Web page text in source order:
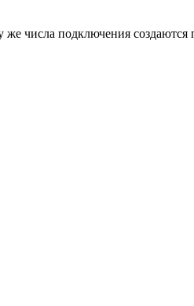
же числа подключения создаются